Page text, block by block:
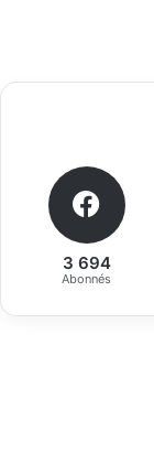
3 694
Abonnés